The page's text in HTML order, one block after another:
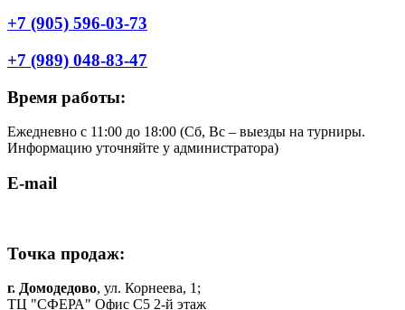
+7 (905) 596-03-73
+7 (989) 048-83-47
Время работы:
Ежедневно с 11:00 до 18:00 (Cб, Вс – выезды на турниры.
Информацию уточняйте у администратора)
E-mail
Точка продаж:
г. Домодедово, ул. Корнеева, 1;
ТЦ "СФЕРА" Офис C5 2-й этаж